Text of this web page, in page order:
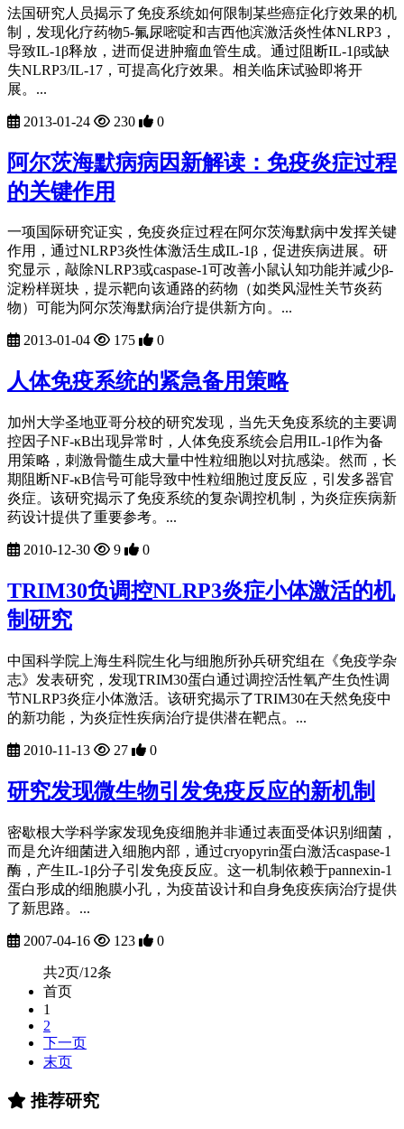
法国研究人员揭示了免疫系统如何限制某些癌症化疗效果的机
制，发现化疗药物5-氟尿嘧啶和吉西他滨激活炎性体NLRP3，
导致IL-1β释放，进而促进肿瘤血管生成。通过阻断IL-1β或缺
失NLRP3/IL-17，可提高化疗效果。相关临床试验即将开
展。...
2013-01-24 230 0
阿尔茨海默病病因新解读：免疫炎症过程
的关键作用
一项国际研究证实，免疫炎症过程在阿尔茨海默病中发挥关键
作用，通过NLRP3炎性体激活生成IL-1β，促进疾病进展。研
究显示，敲除NLRP3或caspase-1可改善小鼠认知功能并减少β-
淀粉样斑块，提示靶向该通路的药物（如类风湿性关节炎药
物）可能为阿尔茨海默病治疗提供新方向。...
2013-01-04 175 0
人体免疫系统的紧急备用策略
加州大学圣地亚哥分校的研究发现，当先天免疫系统的主要调
控因子NF-κB出现异常时，人体免疫系统会启用IL-1β作为备
用策略，刺激骨髓生成大量中性粒细胞以对抗感染。然而，长
期阻断NF-κB信号可能导致中性粒细胞过度反应，引发多器官
炎症。该研究揭示了免疫系统的复杂调控机制，为炎症疾病新
药设计提供了重要参考。...
2010-12-30 9 0
TRIM30负调控NLRP3炎症小体激活的机
制研究
中国科学院上海生科院生化与细胞所孙兵研究组在《免疫学杂
志》发表研究，发现TRIM30蛋白通过调控活性氧产生负性调
节NLRP3炎症小体激活。该研究揭示了TRIM30在天然免疫中
的新功能，为炎症性疾病治疗提供潜在靶点。...
2010-11-13 27 0
研究发现微生物引发免疫反应的新机制
密歇根大学科学家发现免疫细胞并非通过表面受体识别细菌，
而是允许细菌进入细胞内部，通过cryopyrin蛋白激活caspase-1
酶，产生IL-1β分子引发免疫反应。这一机制依赖于pannexin-1
蛋白形成的细胞膜小孔，为疫苗设计和自身免疫疾病治疗提供
了新思路。...
2007-04-16 123 0
共2页/12条
首页
1
2
下一页
末页
推荐研究